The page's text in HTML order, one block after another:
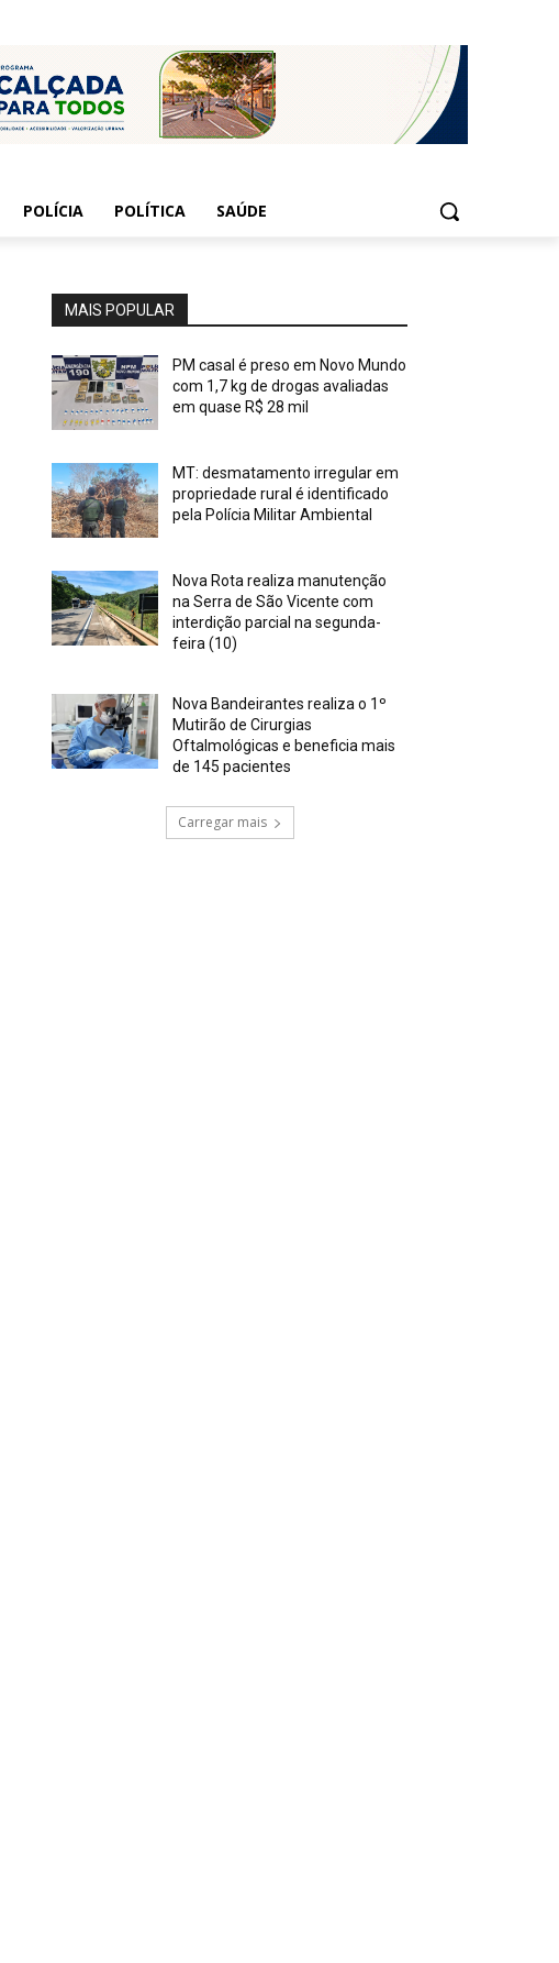
POLÍCIA POLÍTICA SAÚDE
MAIS POPULAR
PM casal é preso em Novo Mundo
com 1,7 kg de drogas avaliadas
em quase R$ 28 mil
MT: desmatamento irregular em
propriedade rural é identificado
pela Polícia Militar Ambiental
Nova Rota realiza manutenção
na Serra de São Vicente com
interdição parcial na segunda-
feira (10)
Nova Bandeirantes realiza o 1º
Mutirão de Cirurgias
Oftalmológicas e beneficia mais
de 145 pacientes
Carregar mais